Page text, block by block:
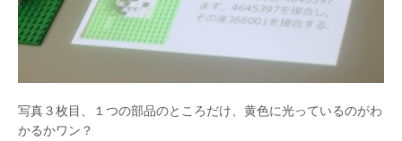
写真３枚目、１つの部品のところだけ、黄色に光っているのがわ
かるかワン？